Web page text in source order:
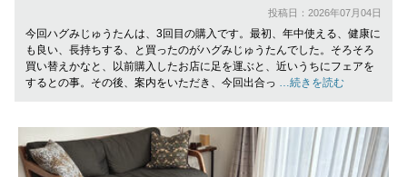
投稿日：2026年07月04日
今回ハグみじゅうたんは、3回目の購入です。最初、年中使える、健康に
も良い、長持ちする、と買ったのがハグみじゅうたんでした。そろそろ
買い替えかなと、以前購入したお店に足を運ぶと、近いうちにフェアを
するとの事。その後、案内をいただき、今回出合っ …続きを読む